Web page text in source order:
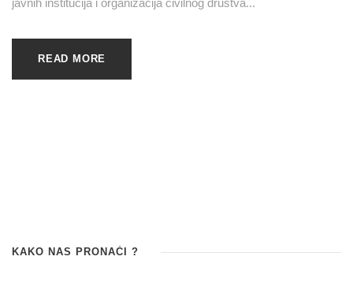
javnih institucija i organizacija civilnog društva...
READ MORE
KAKO NAS PRONAĆI ?